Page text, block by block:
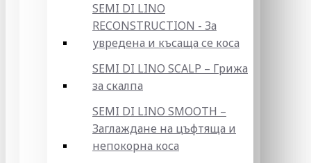
SEMI DI LINO
RECONSTRUCTION - За
увредена и късаща се коса
SEMI DI LINO SCALP – Грижа
за скалпа
SEMI DI LINO SMOOTH –
Заглаждане на цъфтяща и
непокорна коса